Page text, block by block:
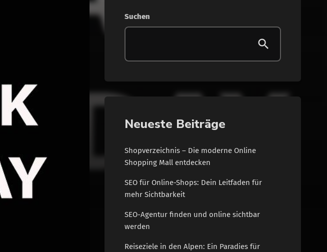
Suchen
Neueste Beiträge
Shopverzeichnis – Die moderne Online
Shopping Mall entdecken
SEO für Online-Shops: Dein Leitfaden für
mehr Sichtbarkeit
SEO-Agentur finden und online sichtbar
werden
Reiseziele in den Alpen: Ein Paradies für